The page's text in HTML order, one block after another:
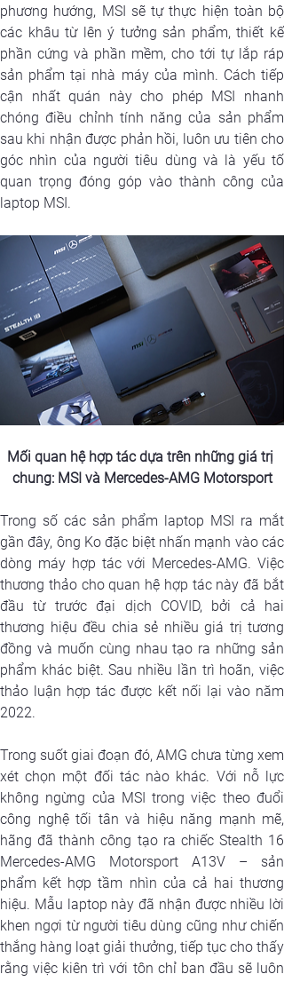
phương hướng, MSI sẽ tự thực hiện toàn bộ
các khâu từ lên ý tưởng sản phẩm, thiết kế
phần cứng và phần mềm, cho tới tự lắp ráp
sản phẩm tại nhà máy của mình. Cách tiếp
cận nhất quán này cho phép MSI nhanh
chóng điều chỉnh tính năng của sản phẩm
sau khi nhận được phản hồi, luôn ưu tiên cho
góc nhìn của người tiêu dùng và là yếu tố
quan trọng đóng góp vào thành công của
laptop MSI.
Mối quan hệ hợp tác dựa trên những giá trị
chung: MSI và Mercedes-AMG Motorsport
Trong số các sản phẩm laptop MSI ra mắt
gần đây, ông Ko đặc biệt nhấn mạnh vào các
dòng máy hợp tác với Mercedes-AMG. Việc
thương thảo cho quan hệ hợp tác này đã bắt
đầu từ trước đại dịch COVID, bởi cả hai
thương hiệu đều chia sẻ nhiều giá trị tương
đồng và muốn cùng nhau tạo ra những sản
phẩm khác biệt. Sau nhiều lần trì hoãn, việc
thảo luận hợp tác được kết nối lại vào năm
2022.
Trong suốt giai đoạn đó, AMG chưa từng xem
xét chọn một đối tác nào khác. Với nỗ lực
không ngừng của MSI trong việc theo đuổi
công nghệ tối tân và hiệu năng mạnh mẽ,
hãng đã thành công tạo ra chiếc Stealth 16
Mercedes-AMG Motorsport A13V – sản
phẩm kết hợp tầm nhìn của cả hai thương
hiệu. Mẫu laptop này đã nhận được nhiều lời
khen ngợi từ người tiêu dùng cũng như chiến
thắng hàng loạt giải thưởng, tiếp tục cho thấy
rằng việc kiên trì với tôn chỉ ban đầu sẽ luôn